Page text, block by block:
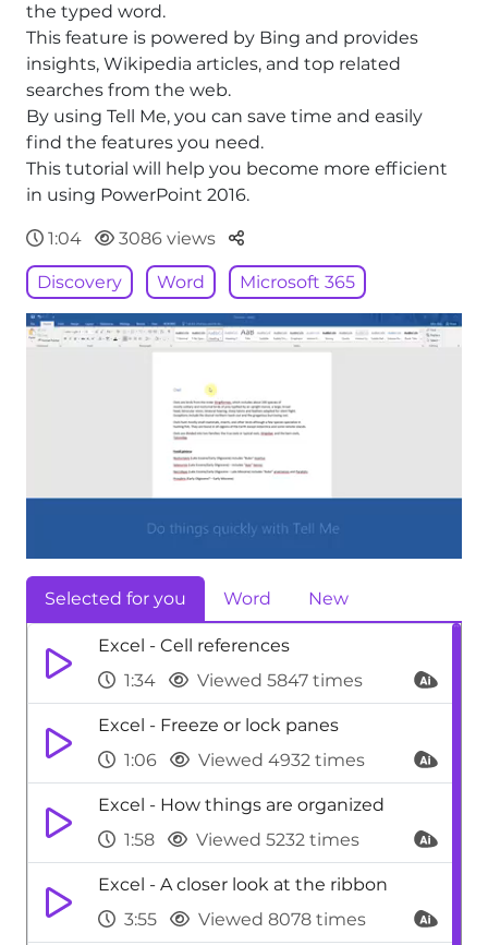
the typed word.
This feature is powered by Bing and provides
insights, Wikipedia articles, and top related
searches from the web.
By using Tell Me, you can save time and easily
find the features you need.
This tutorial will help you become more efficient
in using PowerPoint 2016.
1:04 3086 views Parteger
Discovery Word Microsoft 365
Selected for you Word New
Excel - Cell references
1:34
Viewed 5847 times
Excel - Freeze or lock panes
1:06
Viewed 4932 times
Excel - How things are organized
1:58
Viewed 5232 times
Excel - A closer look at the ribbon
3:55
Viewed 8078 times